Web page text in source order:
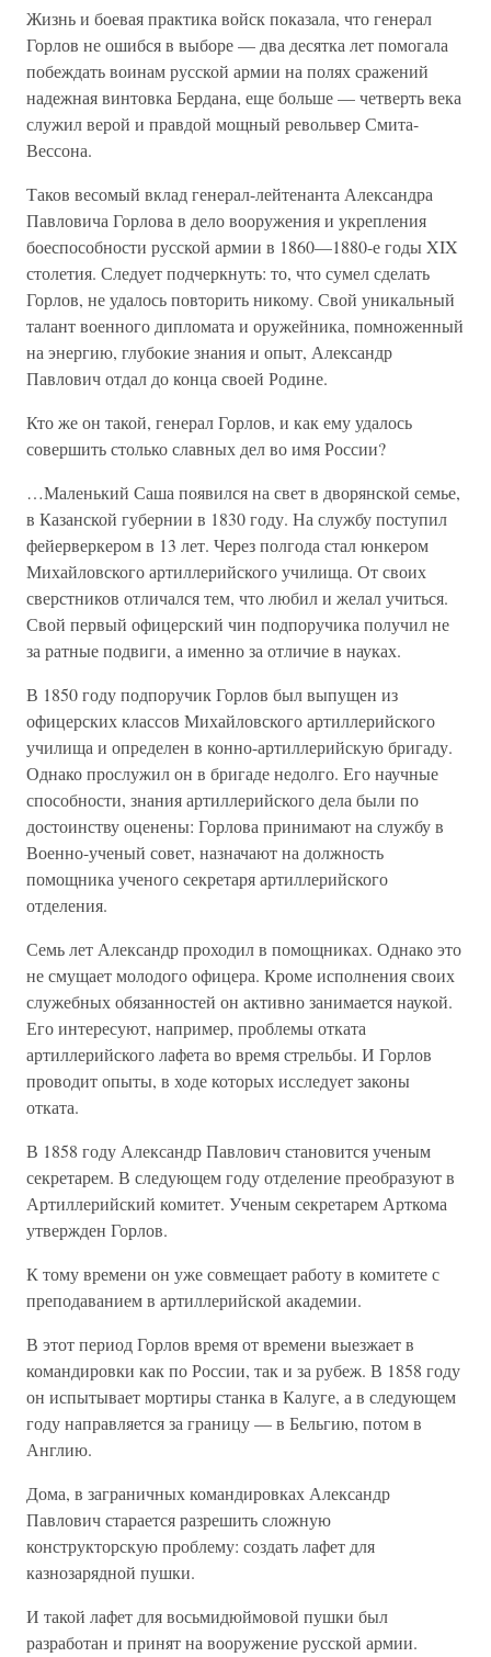
Жизнь и боевая практика войск показала, что генерал
Горлов не ошибся в выборе — два десятка лет помогала
побеждать воинам русской армии на полях сражений
надежная винтовка Бердана, еще больше — четверть века
служил верой и правдой мощный револьвер Смита-
Вессона.
Таков весомый вклад генерал-лейтенанта Александра
Павловича Горлова в дело вооружения и укрепления
боеспособности русской армии в 1860—1880-е годы XIX
столетия. Следует подчеркнуть: то, что сумел сделать
Горлов, не удалось повторить никому. Свой уникальный
талант военного дипломата и оружейника, помноженный
на энергию, глубокие знания и опыт, Александр
Павлович отдал до конца своей Родине.
Кто же он такой, генерал Горлов, и как ему удалось
совершить столько славных дел во имя России?
…Маленький Саша появился на свет в дворянской семье,
в Казанской губернии в 1830 году. На службу поступил
фейерверкером в 13 лет. Через полгода стал юнкером
Михайловского артиллерийского училища. От своих
сверстников отличался тем, что любил и желал учиться.
Свой первый офицерский чин подпоручика получил не
за ратные подвиги, а именно за отличие в науках.
В 1850 году подпоручик Горлов был выпущен из
офицерских классов Михайловского артиллерийского
училища и определен в конно-артиллерийскую бригаду.
Однако прослужил он в бригаде недолго. Его научные
способности, знания артиллерийского дела были по
достоинству оценены: Горлова принимают на службу в
Военно-ученый совет, назначают на должность
помощника ученого секретаря артиллерийского
отделения.
Семь лет Александр проходил в помощниках. Однако это
не смущает молодого офицера. Кроме исполнения своих
служебных обязанностей он активно занимается наукой.
Его интересуют, например, проблемы отката
артиллерийского лафета во время стрельбы. И Горлов
проводит опыты, в ходе которых исследует законы
отката.
В 1858 году Александр Павлович становится ученым
секретарем. В следующем году отделение преобразуют в
Артиллерийский комитет. Ученым секретарем Арткома
утвержден Горлов.
К тому времени он уже совмещает работу в комитете с
преподаванием в артиллерийской академии.
В этот период Горлов время от времени выезжает в
командировки как по России, так и за рубеж. В 1858 году
он испытывает мортиры станка в Калуге, а в следующем
году направляется за границу — в Бельгию, потом в
Англию.
Дома, в заграничных командировках Александр
Павлович старается разрешить сложную
конструкторскую проблему: создать лафет для
казнозарядной пушки.
И такой лафет для восьмидюймовой пушки был
разработан и принят на вооружение русской армии.